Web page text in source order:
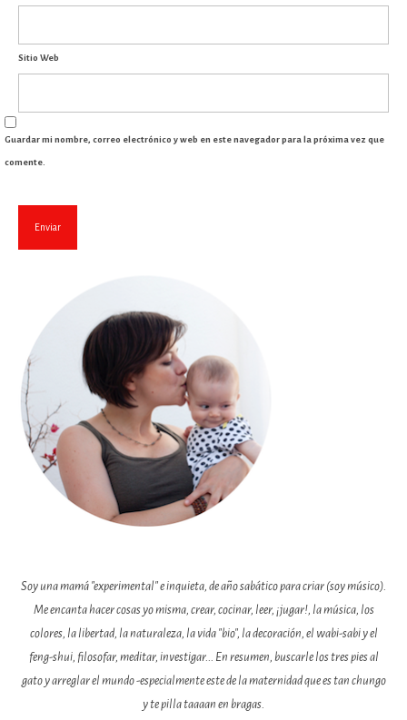
Sitio Web
Guardar mi nombre, correo electrónico y web en este navegador para la próxima vez que
comente.
Soy una mamá "experimental" e inquieta, de año sabático para criar (soy músico).
Me encanta hacer cosas yo misma, crear, cocinar, leer, ¡jugar!, la música, los
colores, la libertad, la naturaleza, la vida "bio", la decoración, el wabi-sabi y el
feng-shui, filosofar, meditar, investigar... En resumen, buscarle los tres pies al
gato y arreglar el mundo -especialmente este de la maternidad que es tan chungo
y te pilla taaaan en bragas.